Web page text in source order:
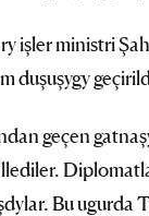
işler ministri
duşuşygy
geçen
Bu ugurda